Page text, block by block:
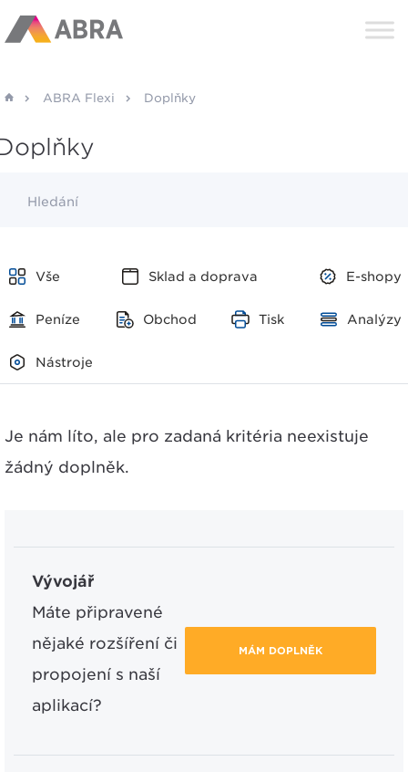
ABRA Flexi Doplňky
Hledání
Vše Sklad a doprava E-shopy
Peníze Obchod Tisk Analýzy
Nástroje
Je nám líto, ale pro zadaná kritéria neexistuje
žádný doplněk.
Vývojář
Máte připravené
nějaké rozšíření či
propojení s naší
aplikací?
MÁM DOPLNĚK